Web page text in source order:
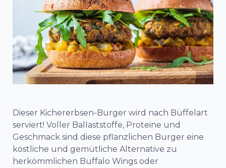
Dieser Kichererbsen-Burger wird nach Büffelart
serviert! Voller Ballaststoffe, Proteine und
Geschmack sind diese pflanzlichen Burger eine
köstliche und gemütliche Alternative zu
herkömmlichen Buffalo Wings oder